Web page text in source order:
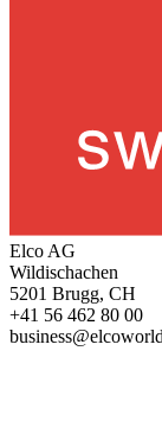
Elco AG
Wildischachen
5201 Brugg, CH
+41 56 462 80 00